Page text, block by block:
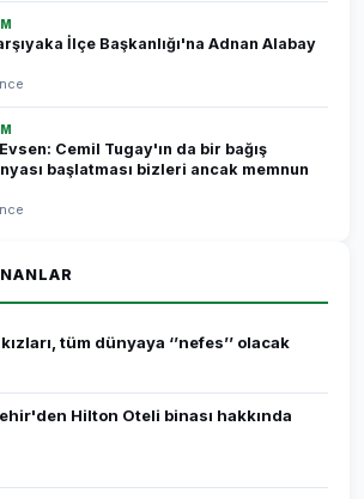
İlçe Başkanlığı'na Adnan Alabay
Cemil Tugay'ın da bir bağış
başlatması bizleri ancak memnun
tüm dünyaya ‘’nefes’’ olacak
Hilton Oteli binası hakkında